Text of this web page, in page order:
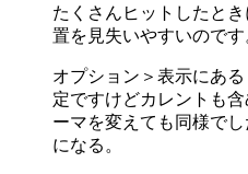
たくさんヒットしたと
置を見失いやすいのです
オプション＞表示にあ
定ですけどカレントも
ーマを変えても同様で
になる。